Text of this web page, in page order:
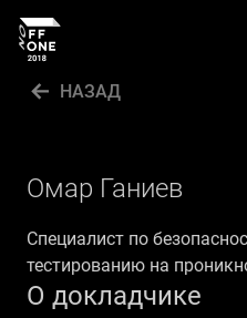
НАЗАД
Омар Ганиев
Cпециалист по
тестированию на
О докладчике
СПИКЕРЫ
CALL FOR PAPERS
ENGLISH